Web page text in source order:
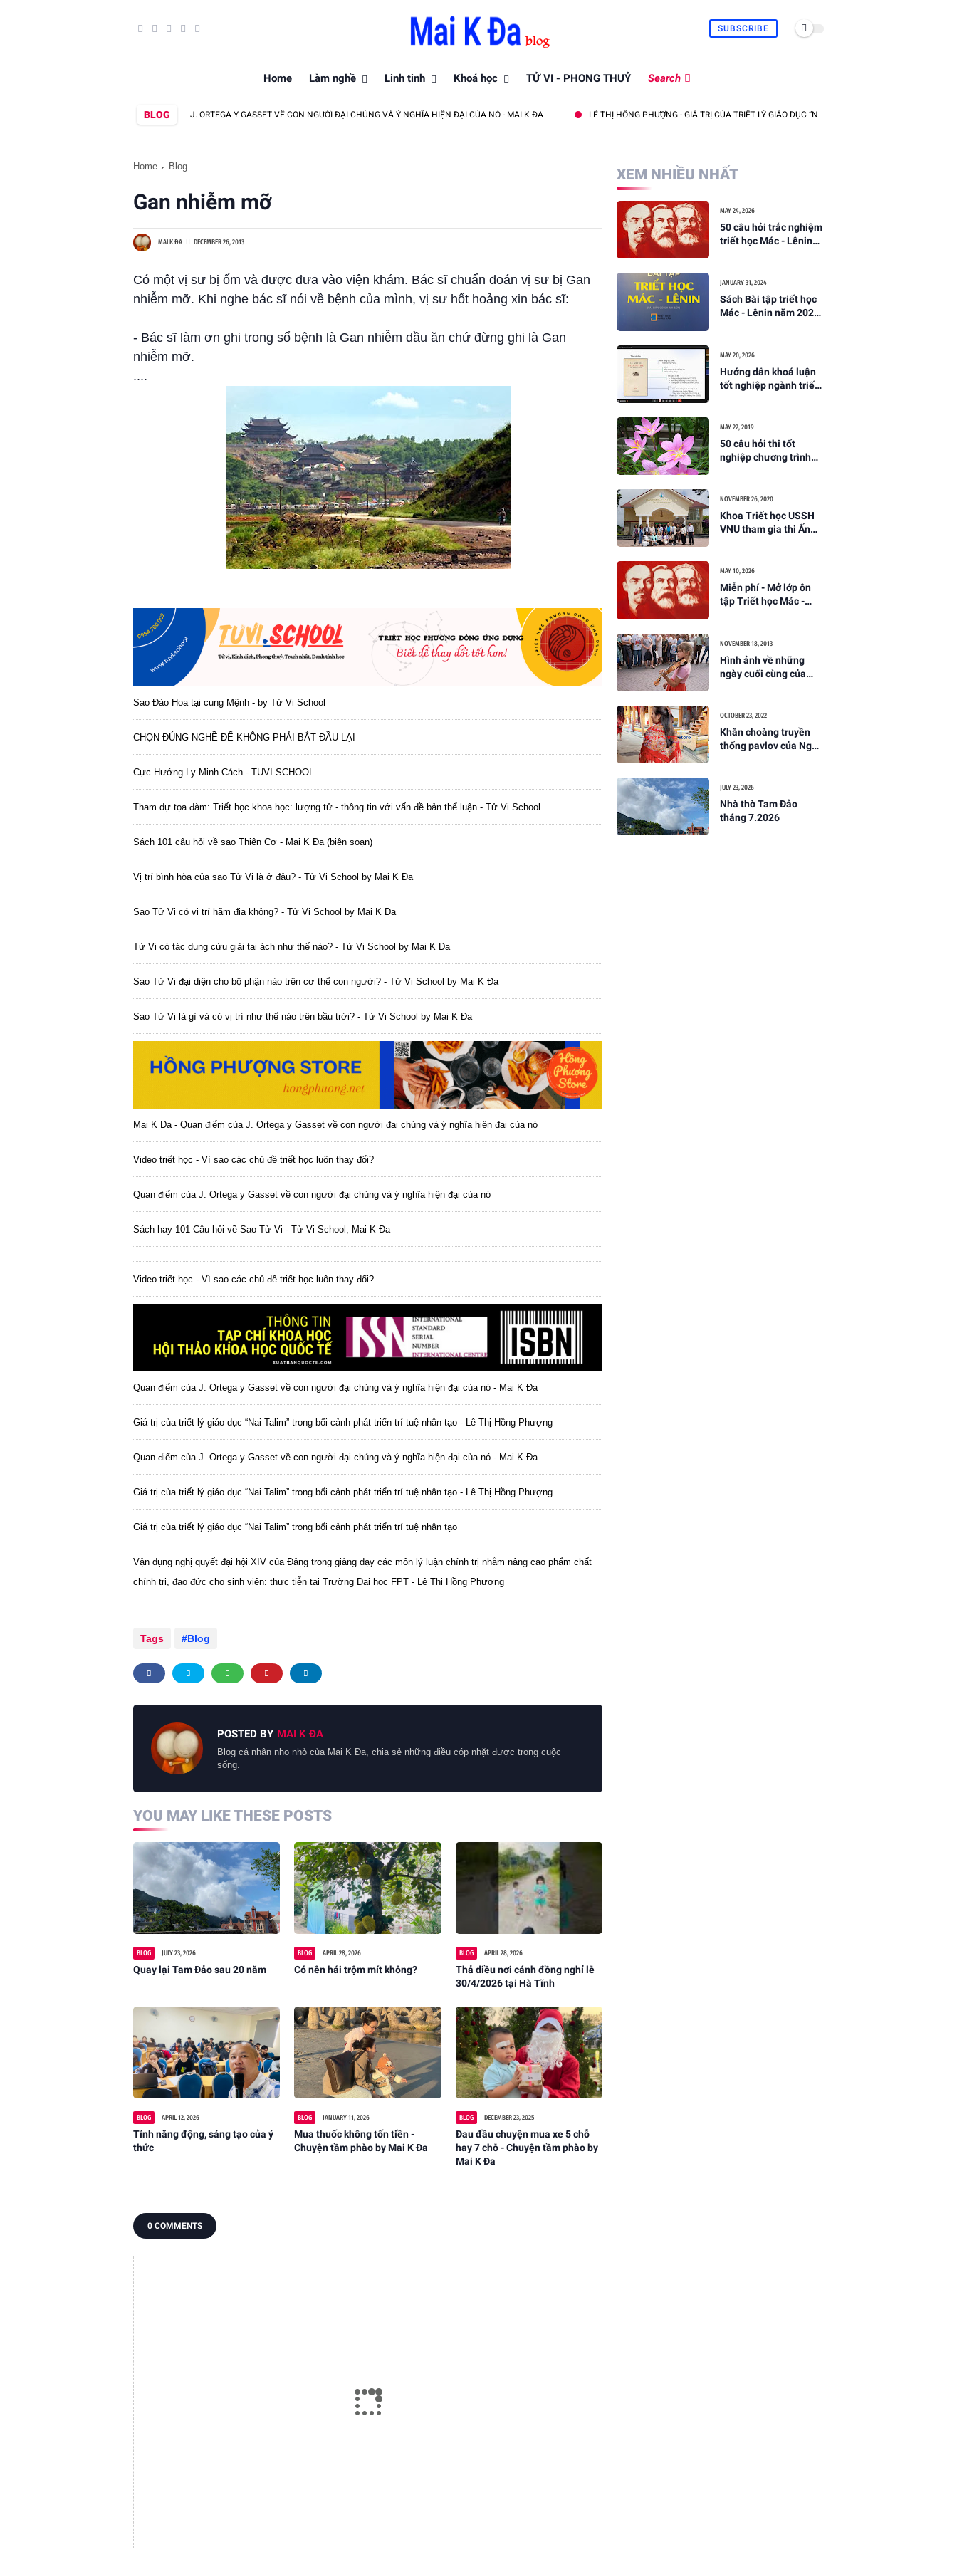
SUBSCRIBE
Home Làm nghề Linh tinh Khoá học TỬ VI - PHONG THUỶ Search
BLOG
QUAN ĐIỂM CỦA J. ORTEGA Y GASSET VỀ CON NGƯỜI ĐẠI CHÚNG VÀ Ý NGHĨA HIỆN ĐẠI CỦA NÓ - MAI K ĐA LÊ THỊ HỒNG PHƯỢNG - GIÁ TRỊ CỦA TRIẾT LÝ GIÁO DỤC “NAI TALIM” TRONG BỐI CẢNH PHÁT TRIỂN
Home Blog
Gan nhiễm mỡ
MAI K ĐA DECEMBER 26, 2013
Có một vị sư bị ốm và được đưa vào viện khám. Bác sĩ chuẩn đoán vị sư bị Gan
nhiễm mỡ. Khi nghe bác sĩ nói về bệnh của mình, vị sư hốt hoảng xin bác sĩ:
- Bác sĩ làm ơn ghi trong sổ bệnh là Gan nhiễm dầu ăn chứ đừng ghi là Gan
nhiễm mỡ.
....
Sao Đào Hoa tại cung Mệnh - by Tử Vi School
CHỌN ĐÚNG NGHỀ ĐỂ KHÔNG PHẢI BẮT ĐẦU LẠI
Cực Hướng Ly Minh Cách - TUVI.SCHOOL
Tham dự tọa đàm: Triết học khoa học: lượng tử - thông tin với vấn đề bản thể luận - Tử Vi School
Sách 101 câu hỏi về sao Thiên Cơ - Mai K Đa (biên soạn)
Vị trí bình hòa của sao Tử Vi là ở đâu? - Tử Vi School by Mai K Đa
Sao Tử Vi có vị trí hãm địa không? - Tử Vi School by Mai K Đa
Tử Vi có tác dụng cứu giải tai ách như thế nào? - Tử Vi School by Mai K Đa
Sao Tử Vi đại diện cho bộ phận nào trên cơ thể con người? - Tử Vi School by Mai K Đa
Sao Tử Vi là gì và có vị trí như thế nào trên bầu trời? - Tử Vi School by Mai K Đa
Mai K Đa - Quan điểm của J. Ortega y Gasset về con người đại chúng và ý nghĩa hiện đại của nó
Video triết học - Vì sao các chủ đề triết học luôn thay đổi?
Quan điểm của J. Ortega y Gasset về con người đại chúng và ý nghĩa hiện đại của nó
Sách hay 101 Câu hỏi về Sao Tử Vi - Tử Vi School, Mai K Đa
Video triết học - Vì sao các chủ đề triết học luôn thay đổi?
Quan điểm của J. Ortega y Gasset về con người đại chúng và ý nghĩa hiện đại của nó - Mai K Đa
Giá trị của triết lý giáo dục “Nai Talim” trong bối cảnh phát triển trí tuệ nhân tạo - Lê Thị Hồng Phượng
Quan điểm của J. Ortega y Gasset về con người đại chúng và ý nghĩa hiện đại của nó - Mai K Đa
Giá trị của triết lý giáo dục “Nai Talim” trong bối cảnh phát triển trí tuệ nhân tạo - Lê Thị Hồng Phượng
Giá trị của triết lý giáo dục “Nai Talim” trong bối cảnh phát triển trí tuệ nhân tạo
Vận dụng nghị quyết đại hội XIV của Đảng trong giảng dạy các môn lý luận chính trị nhằm nâng cao phẩm chất
chính trị, đạo đức cho sinh viên: thực tiễn tại Trường Đại học FPT - Lê Thị Hồng Phượng
Tags Blog
POSTED BY MAI K ĐA
Blog cá nhân nho nhỏ của Mai K Đa, chia sẻ những điều cóp nhặt được trong cuộc
sống.
YOU MAY LIKE THESE POSTS
BLOG JULY 23, 2026
Quay lại Tam Đảo sau 20 năm
BLOG APRIL 28, 2026
Có nên hái trộm mít không?
BLOG APRIL 28, 2026
Thả diều nơi cánh đồng nghỉ lễ
30/4/2026 tại Hà Tĩnh
BLOG APRIL 12, 2026
Tính năng động, sáng tạo của ý
thức
BLOG JANUARY 11, 2026
Mua thuốc không tốn tiền -
Chuyện tầm phào by Mai K Đa
BLOG DECEMBER 23, 2025
Đau đầu chuyện mua xe 5 chỗ
hay 7 chỗ - Chuyện tầm phào by
Mai K Đa
0 COMMENTS
XEM NHIỀU NHẤT
MAY 24, 2026
50 câu hỏi trắc nghiệm
triết học Mác - Lênin
JANUARY 31, 2024
Sách Bài tập triết học
Mác - Lênin năm 2024
Hà Nội)
MAY 20, 2026
Hướng dẫn khoá luận
tốt nghiệp ngành triết
MAY 22, 2019
50 câu hỏi thi tốt
nghiệp chương trình
NOVEMBER 26, 2020
Khoa Triết học USSH
VNU tham gia thi Ấn
MAY 10, 2026
Miễn phí - Mở lớp ôn
tập Triết học Mác -
NOVEMBER 18, 2013
Hình ảnh về những
ngày cuối cùng của
OCTOBER 23, 2022
Khăn choàng truyền
thống pavlov của Nga
đến nước Nga
JULY 23, 2026
Nhà thờ Tam Đảo
tháng 7.2026